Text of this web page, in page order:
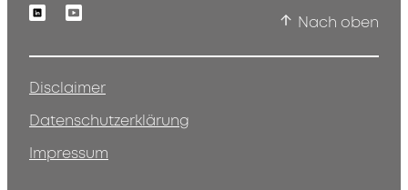
LinkedinYoutube
Nach oben
Disclaimer
Datenschutzerklärung
Impressum